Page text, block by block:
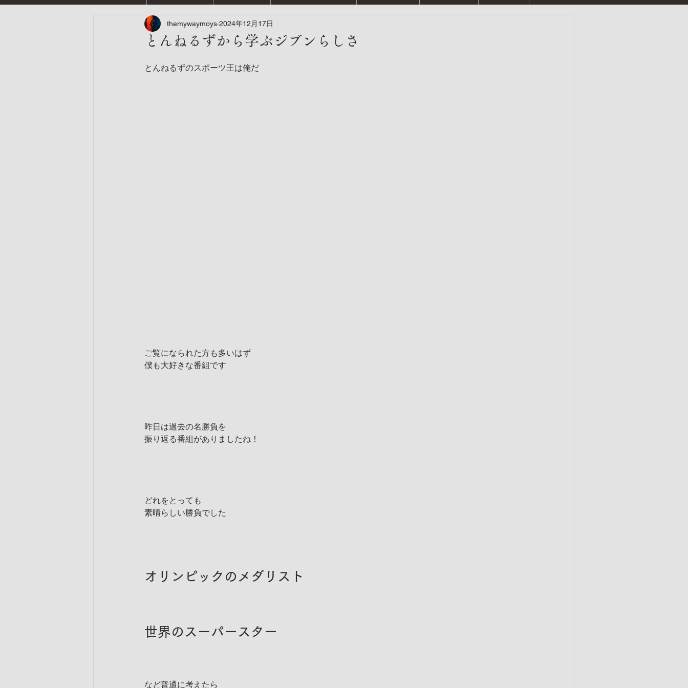
とんねるずから学ぶジブンらしさ
themywaymoys 2024年12月17日
とんねるずのスポーツ王は俺だ
ご覧になられた方も多いはず
僕も大好きな番組です
昨日は過去の名勝負を
振り返る番組がありましたね！
どれをとっても
素晴らしい勝負でした
オリンピックのメダリスト
世界のスーパースター
など普通に考えたら